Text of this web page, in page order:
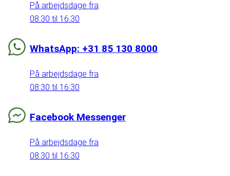
På arbejdsdage fra
08:30 til 16:30
WhatsApp: +31 85 130 8000
På arbejdsdage fra
08:30 til 16:30
Facebook Messenger
På arbejdsdage fra
08:30 til 16:30